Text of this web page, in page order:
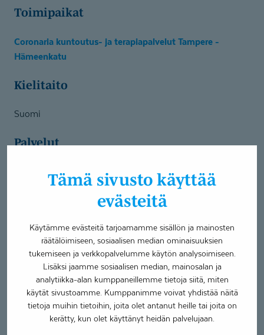
Tämä sivusto käyttää
evästeitä
Käytämme evästeitä tarjoamamme sisällön ja mainosten
räätälöimiseen, sosiaalisen median ominaisuuksien
tukemiseen ja verkkopalvelumme käytön analysoimiseen.
Lisäksi jaamme sosiaalisen median, mainosalan ja
analytiikka-alan kumppaneillemme tietoja siitä, miten
käytät sivustoamme. Kumppanimme voivat yhdistää näitä
tietoja muihin tietoihin, joita olet antanut heille tai joita on
kerätty, kun olet käyttänyt heidän palvelujaan.
Toimipaikat
Coronaria kuntoutus- ja terapiapalvelut Tampere -
Hämeenkatu
Kielitaito
Suomi
Palvelut
Neuropsykiatrinen valmennus
Oma väylä -kuntoutus
2002 ja olen suuntautunut opinnoissani sosiaaliseen
kuntoutukseen. Tämän lisäksi olen suorittanut sosionomi
(YAMK) tutkinnon vuonna 2017. Olen myös
ratkaisukeskeinen neuropsykiatrinen valmentaja ja
lyhytterapeutti. Aikaisemmin olen työskennellyt pitkään
nuorten parissa etsivässä nuorisotyössä ja tätä ennen
kotouttavassa sosiaalityössä sosiaaliohjaajana.